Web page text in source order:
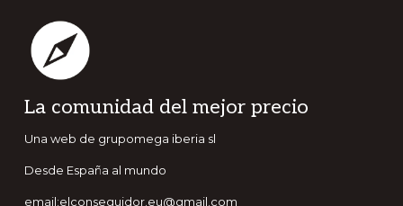
Footer
La comunidad del mejor precio
Una web de grupomega iberia sl
Desde España al mundo
email:elconseguidor.eu@gmail.com